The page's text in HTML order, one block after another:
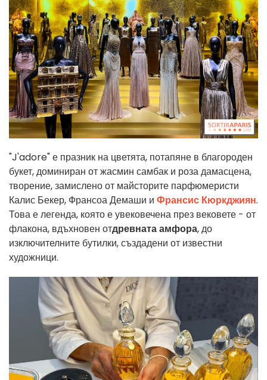
"J'adore" е празник на цветята, потапяне в благороден
букет, доминиран от жасмин самбак и роза дамасцена,
творение, замислено от майсторите парфюмеристи
Калис Бекер, Франсоа Демаши и Франсис Кюркджиян.
Това е легенда, която е увековечена през вековете - от
флакона, вдъхновен отдревната амфора, до
изключителните бутилки, създадени от известни
художници.